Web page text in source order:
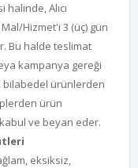
Alıcı
Hizmet'i 3 (üç) gün
Bu halde teslimat
kampanya gereği
bilabedel ürünlerden
ürün
ve beyan eder.
eksiksiz,